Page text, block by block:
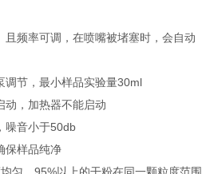
频率可调，在喷嘴被堵塞时，会自动
调节，最小样品实验量30ml
动，加热器不能启动
噪音小于50db
保样品纯净